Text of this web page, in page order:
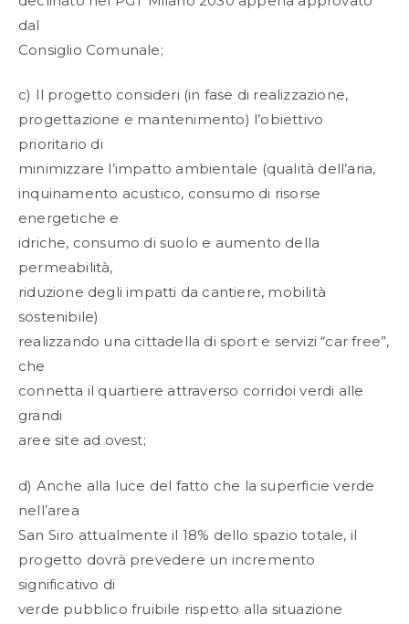
dal
Consiglio Comunale;
c) Il progetto consideri (in fase di realizzazione,
progettazione e mantenimento) l’obiettivo
prioritario di
minimizzare l’impatto ambientale (qualità dell’aria,
inquinamento acustico, consumo di risorse
energetiche e
idriche, consumo di suolo e aumento della
permeabilità,
riduzione degli impatti da cantiere, mobilità
sostenibile)
realizzando una cittadella di sport e servizi “car free”,
che
connetta il quartiere attraverso corridoi verdi alle
grandi
aree site ad ovest;
d) Anche alla luce del fatto che la superficie verde
nell’area
San Siro attualmente il 18% dello spazio totale, il
progetto dovrà prevedere un incremento
significativo di
verde pubblico fruibile rispetto alla situazione